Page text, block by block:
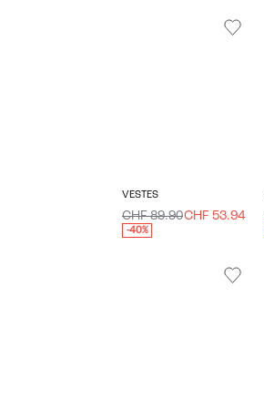
VESTES
CHF 89.90CHF 53.94
-40%